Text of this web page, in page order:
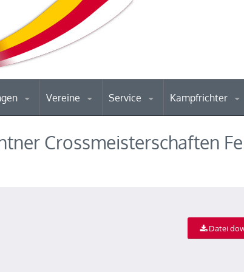
Vereine Service Kampfrichter
Crossmeisterschaften
Datei